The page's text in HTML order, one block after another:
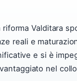
Valditara
reali e
e si è
nel